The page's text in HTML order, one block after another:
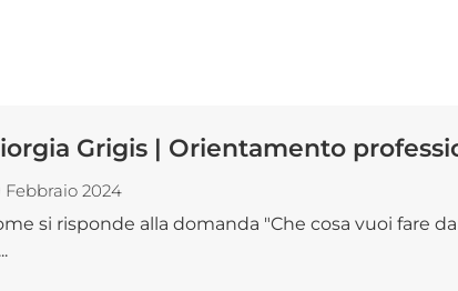
Grigis | Orientamento
Febbraio 2024
si risponde alla domanda "Che cosa vuoi fare